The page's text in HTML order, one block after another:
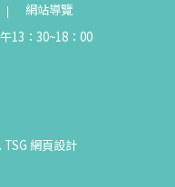
網站導覽
13：30~18：00
TSG 網頁設計